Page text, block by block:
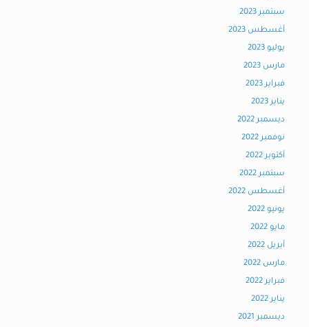
سبتمبر 2023
أغسطس 2023
يوليو 2023
مارس 2023
فبراير 2023
يناير 2023
ديسمبر 2022
نوفمبر 2022
أكتوبر 2022
سبتمبر 2022
أغسطس 2022
يونيو 2022
مايو 2022
أبريل 2022
مارس 2022
فبراير 2022
يناير 2022
ديسمبر 2021